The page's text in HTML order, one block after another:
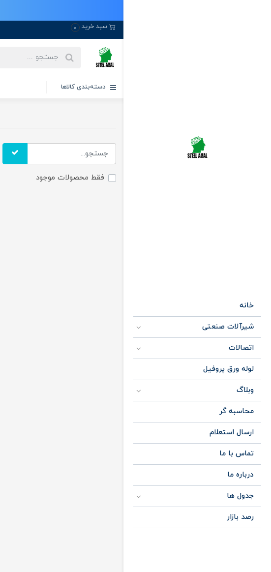
سبد خرید 0
خانه
شیرآلات صنعتی
اتصالات
لوله ورق پروفیل
وبلاگ
محاسبه گر
ارسال استعلام
تماس با ما
درباره ما
جدول ها
رصد بازار
دسته‌بندی کالاها
فقط محصولات موجود